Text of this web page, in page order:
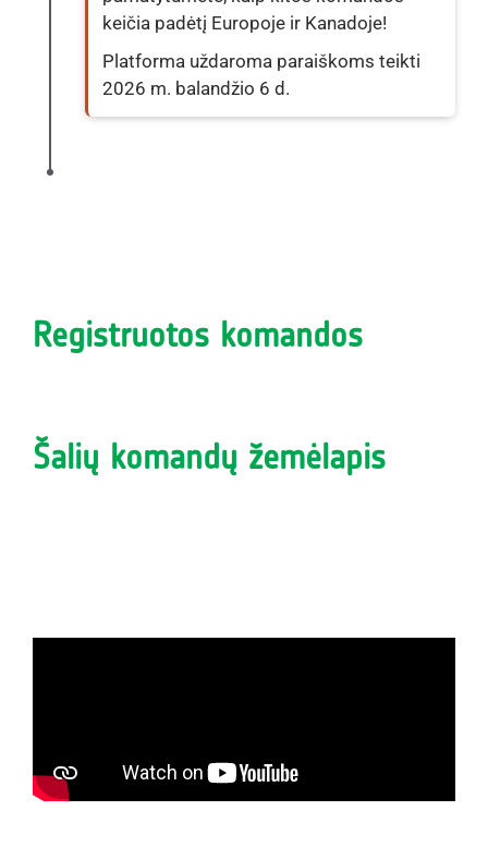
keičia padėtį Europoje ir Kanadoje!
Platforma uždaroma paraiškoms teikti
2026 m. balandžio 6 d.
Registruotos komandos
Šalių komandų žemėlapis